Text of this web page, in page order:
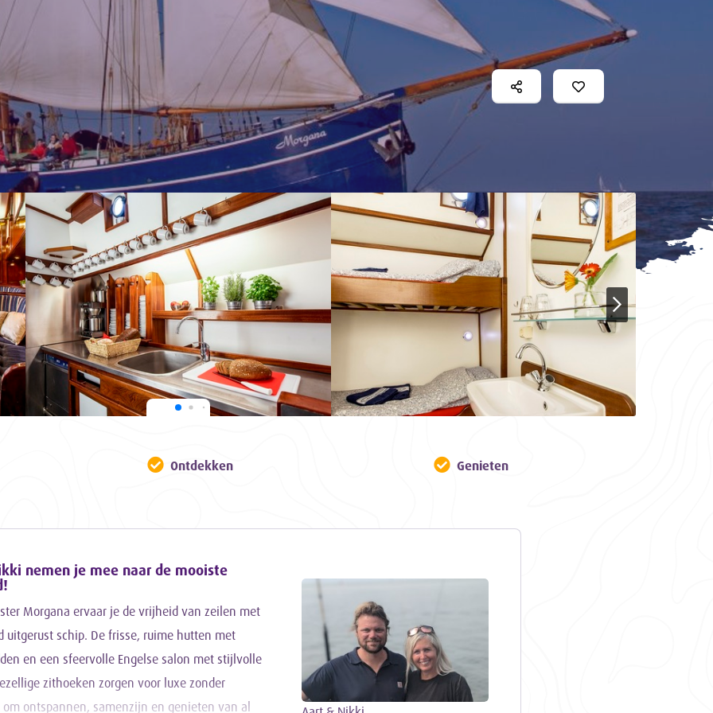
Ontdekken Genieten
nemen je mee naar de mooiste
Morgana ervaar je de vrijheid van zeilen met
uitgerust schip. De frisse, ruime hutten met
en een sfeervolle Engelse salon met stijlvolle
zithoeken zorgen voor luxe zonder
om ontspannen, samenzijn en genieten van al